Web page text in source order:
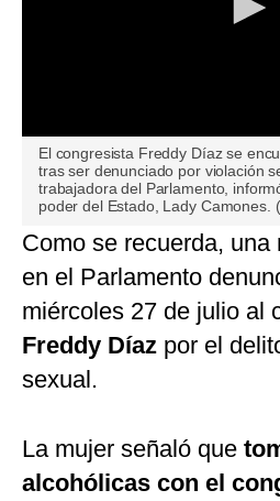
seconds
seconds
El congresista Freddy Díaz se
tras ser denunciado por violación
trabajadora del Parlamento,
poder del Estado, Lady Camones.
Como se recuerda, una
en el Parlamento
miércoles 27 de julio al
Freddy Díaz por el
sexual.
La mujer señaló que
alcohólicas con el